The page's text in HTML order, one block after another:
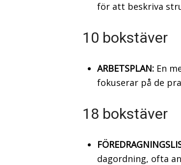
för att beskriva
10 bokstäver
ARBETSPLAN: En
fokuserar på de
18 bokstäver
dagordning, ofta